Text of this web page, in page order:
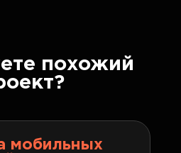
похожий
мобильных